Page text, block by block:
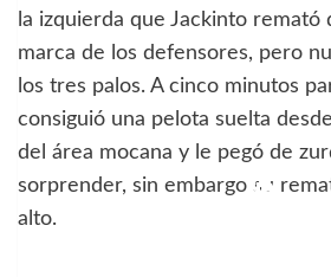
la izquierda que Jackinto remató
marca de los defensores, pero
los tres palos. A cinco minutos
consiguió una pelota suelta
del área mocana y le pegó de
sorprender, sin embargo su
alto.